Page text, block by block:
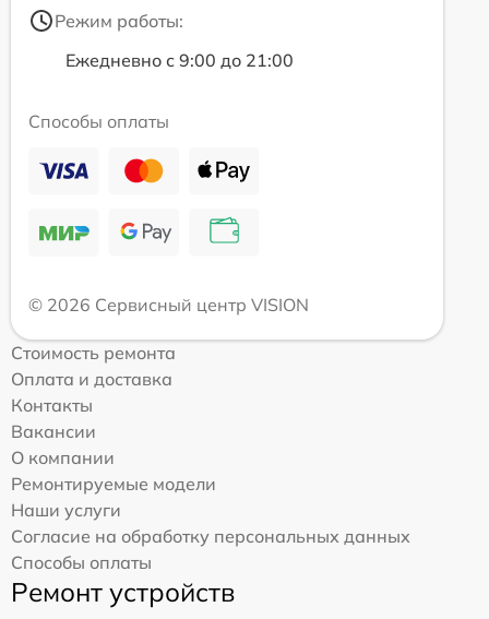
Режим работы:
Ежедневно с 9:00 до 21:00
Способы оплаты
© 2026 Сервисный центр VISION
Стоимость ремонта
Оплата и доставка
Контакты
Вакансии
О компании
Ремонтируемые модели
Наши услуги
Согласие на обработку персональных данных
Способы оплаты
Ремонт устройств